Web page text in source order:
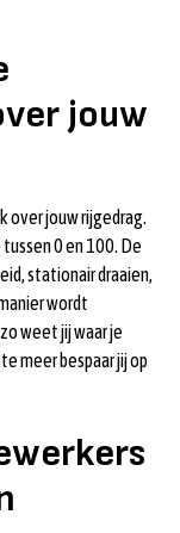
jouw
over jouw rijgedrag.
0 en 100. De
stationair draaien,
wordt
weet jij waar je
meer bespaar jij op